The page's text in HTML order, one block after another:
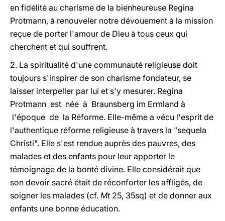
en fidélité au charisme de la bienheureuse Regina
Protmann, à renouveler notre dévouement à la mission
reçue de porter l'amour de Dieu à tous ceux qui
cherchent et qui souffrent.
2. La spiritualité d'une communauté religieuse doit
toujours s'inspirer de son charisme fondateur, se
laisser interpeller par lui et s'y mesurer. Regina
Protmann est née à Braunsberg im Ermland à
l'époque de la Réforme. Elle-même a vécu l'esprit de
l'authentique réforme religieuse à travers la "sequela
Christi". Elle s'est rendue auprès des pauvres, des
malades et des enfants pour leur apporter le
témoignage de la bonté divine. Elle considérait que
son devoir sacré était de réconforter les affligés, de
soigner les malades (cf. Mt 25, 35sq) et de donner aux
enfants une bonne éducation.